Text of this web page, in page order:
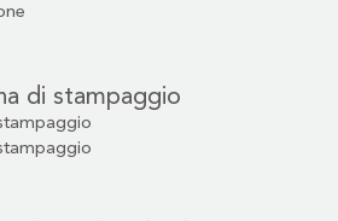
di stampaggio